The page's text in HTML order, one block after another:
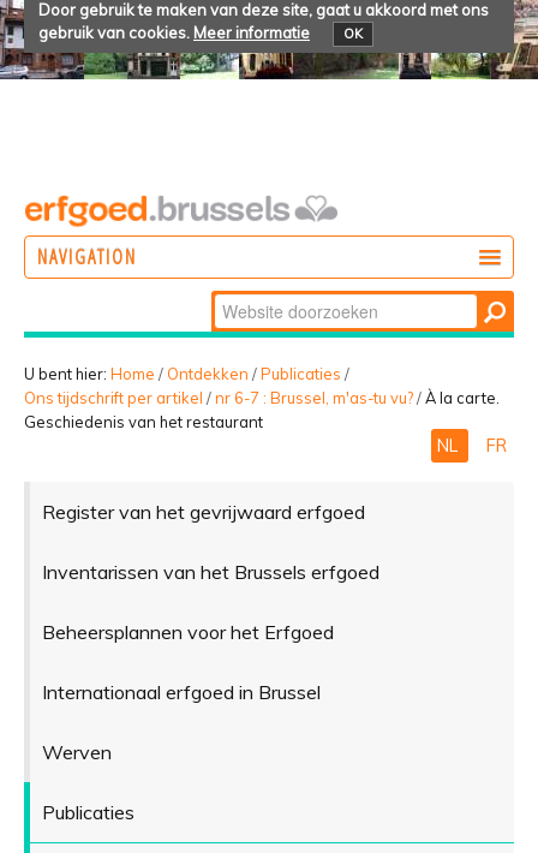
Door gebruik te maken van deze site, gaat u akkoord met ons
gebruik van cookies. Meer informatie OK
NAVIGATION
BELEVEN
Zoek
Geavanceerd
zoeken...
U bent hier: Home / Ontdekken /Publicaties /
Ons tijdschrift per artikel /nr 6-7 : Brussel, m'as-tu vu?/À la carte.
Geschiedenis van het restaurant
NL FR
Register van het gevrijwaard erfgoed
Inventarissen van het Brussels erfgoed
Beheersplannen voor het Erfgoed
Internationaal erfgoed in Brussel
Werven
Publicaties